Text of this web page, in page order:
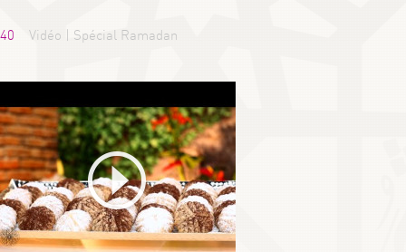
40 Vidéo | Spécial Ramadan